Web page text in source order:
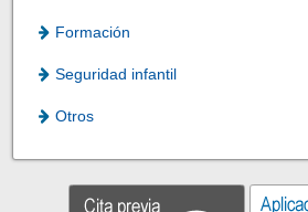
Formación
Seguridad infantil
Otros